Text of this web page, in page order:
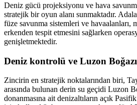
Deniz gücü projeksiyonu ve hava
stratejik bir oyun alanı sunmaktadır.
füze savunma sistemleri ve havaalanları,
erkenden tespit etmesini sağlarken
genişletmektedir.
Deniz kontrolü ve Luzon
Zincirin en stratejik noktalarından biri,
arasında bulunan derin su geçidi Luzon
donanmasına ait denizaltıların açık